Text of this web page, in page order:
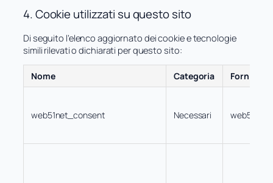
4. Cookie utilizzati su questo sito
Di seguito l’elenco aggiornato dei cookie e tecnologie
simili rilevati o dichiarati per questo sito:
Nome Categoria Fornitore
web51net_consent Necessari web51.net